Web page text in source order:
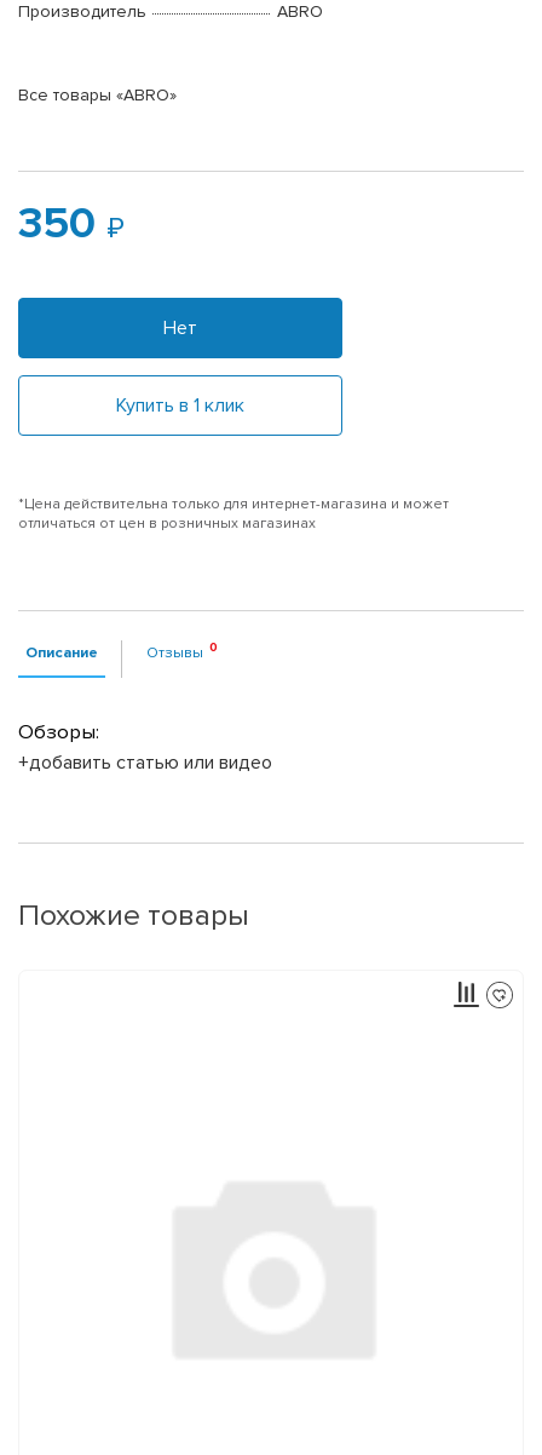
Производитель
ABRO
Все товары «ABRO»
350
Нет
Купить в 1 клик
*Цена действительна только для интернет-магазина и может
отличаться от цен в розничных магазинах
Описание Отзывы
Обзоры:
+добавить статью или видео
Похожие товары